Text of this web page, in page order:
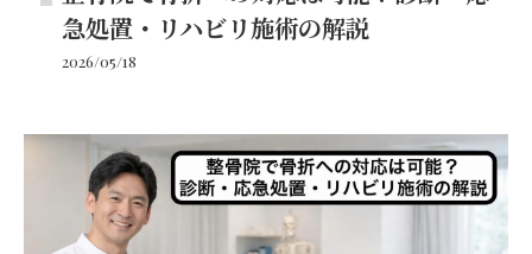
急処置・リハビリ施術の解説
2026/05/18